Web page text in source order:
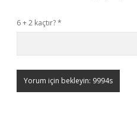
6 + 2 kaçtır?*